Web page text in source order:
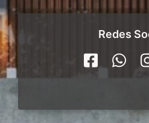
casa desejada,
detalhados, sua
rapidamente e você nem
O condomínio
Redes